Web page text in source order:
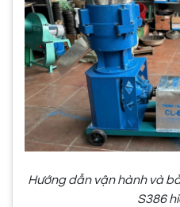
Hướng dẫn vận hành và
S386